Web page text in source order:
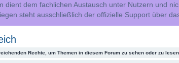
dient dem fachlichen Austausch unter Nutzern und
steht ausschließlich der offizielle Support über
Rechte, um Themen in diesem Forum zu sehen oder zu lesen.